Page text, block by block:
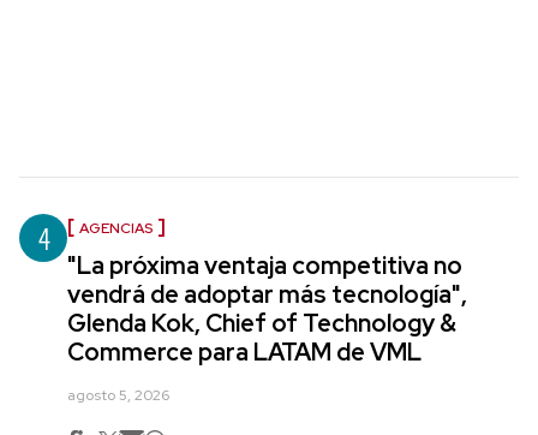
4 AGENCIAS
"La próxima ventaja competitiva no
vendrá de adoptar más tecnología",
Glenda Kok, Chief of Technology &
Commerce para LATAM de VML
agosto 5, 2026